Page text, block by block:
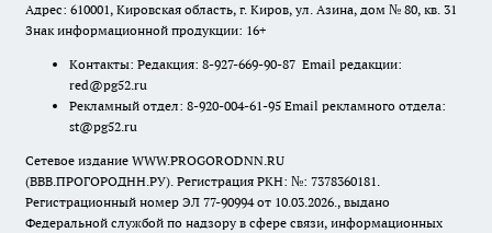
Адрес: 610001, Кировская область, г. Киров, ул. Азина, дом № 80, кв. 31
Знак информационной продукции: 16+
Контакты: Редакция: 8-927-669-90-87 Email редакции:
red@pg52.ru
Рекламный отдел: 8-920-004-61-95 Email рекламного отдела:
st@pg52.ru
Сетевое издание WWW.PROGORODNN.RU
(ВВВ.ПРОГОРОДНН.РУ). Регистрация РКН: №: 7378360181.
Регистрационный номер ЭЛ 77-90994 от 10.03.2026., выдано
Федеральной службой по надзору в сфере связи, информационных